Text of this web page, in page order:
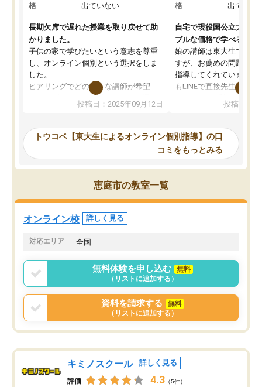
格
出ていない
長期欠席で遅れた授業を取り戻せて助
かりました。
子供の家で学びたいという意志を尊重
し、オンライン個別という選択をしま
した。
ヒアリングでどのような講師が希望
か、オプションは付帯するかなど選ぶ
事が出来ました。
ーティングを行い、その講師で良いか
見てから講師を決定する事ができま
す。
うちの子は、初回面談の講師の方で決
オンラインツールを使用した単語帳の
共有があり宿題もそちらで出される形
でした。
言う事で講師変更の申し出があり、あ
まりに短期での変更だった為、塾に通
う事にして退会しました。遅れも取り
戻せ、授業内容や講師の方は良かった
と思います。
投稿日：2025年09月12日
格
出ていな
自宅で現役国公立大学生
ブルな価格で学べる
娘の講師は東大生では無
すが、お薦めの問題集や
指導してくれています。
もLINEで直接先生に質問
めれるので、個人に合
いなのがあり(有料)、受
ことをどんなスケジュー
くか相談したのですが、
ち期待したものではなく
くなってきたようなので
投稿日：
トウコベ【東大生によるオンライン個別指導】の口
コミをもっとみる
恵庭市の教室一覧
オンライン校 詳しく見る
対応エリア 全国
無料体験を申し込む
無料
（リストに追加する）
資料を請求する
無料
（リストに追加する）
キミノスクール 詳しく見る
評価 4.3 （5件）